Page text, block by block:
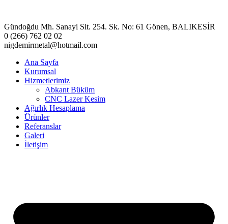
Gündoğdu Mh. Sanayi Sit. 254. Sk. No: 61 Gönen, BALIKESİR
0 (266) 762 02 02
nigdemirmetal@hotmail.com
Ana Sayfa
Kurumsal
Hizmetlerimiz
Abkant Büküm
CNC Lazer Kesim
Ağırlık Hesaplama
Ürünler
Referanslar
Galeri
İletişim